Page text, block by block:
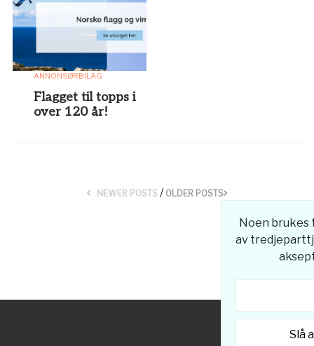
ANNONSØRBILAG
Flagget til topps i
over 120 år!
NEWER POSTS / OLDER POSTS
Noen brukes
av
Slå